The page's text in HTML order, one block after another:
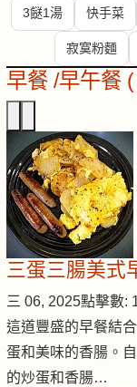
3餸1湯 快手菜
寂寞粉麵
早餐 /早午餐
三蛋三腸美式
三 06, 2025點擊數:
這道豐盛的早餐結
蛋和美味的香腸。
的炒蛋和香腸…